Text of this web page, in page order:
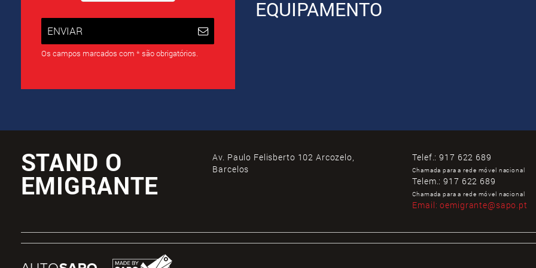
ENVIAR
Os campos marcados com * são obrigatórios.
EQUIPAMENTO
STAND O
EMIGRANTE
Av. Paulo Felisberto 102 Arcozelo,
Barcelos
Telef.:917 622 689
Chamada para a rede móvel nacional
Telem.:917 622 689
Chamada para a rede móvel nacional
Email:oemigrante@sapo.pt